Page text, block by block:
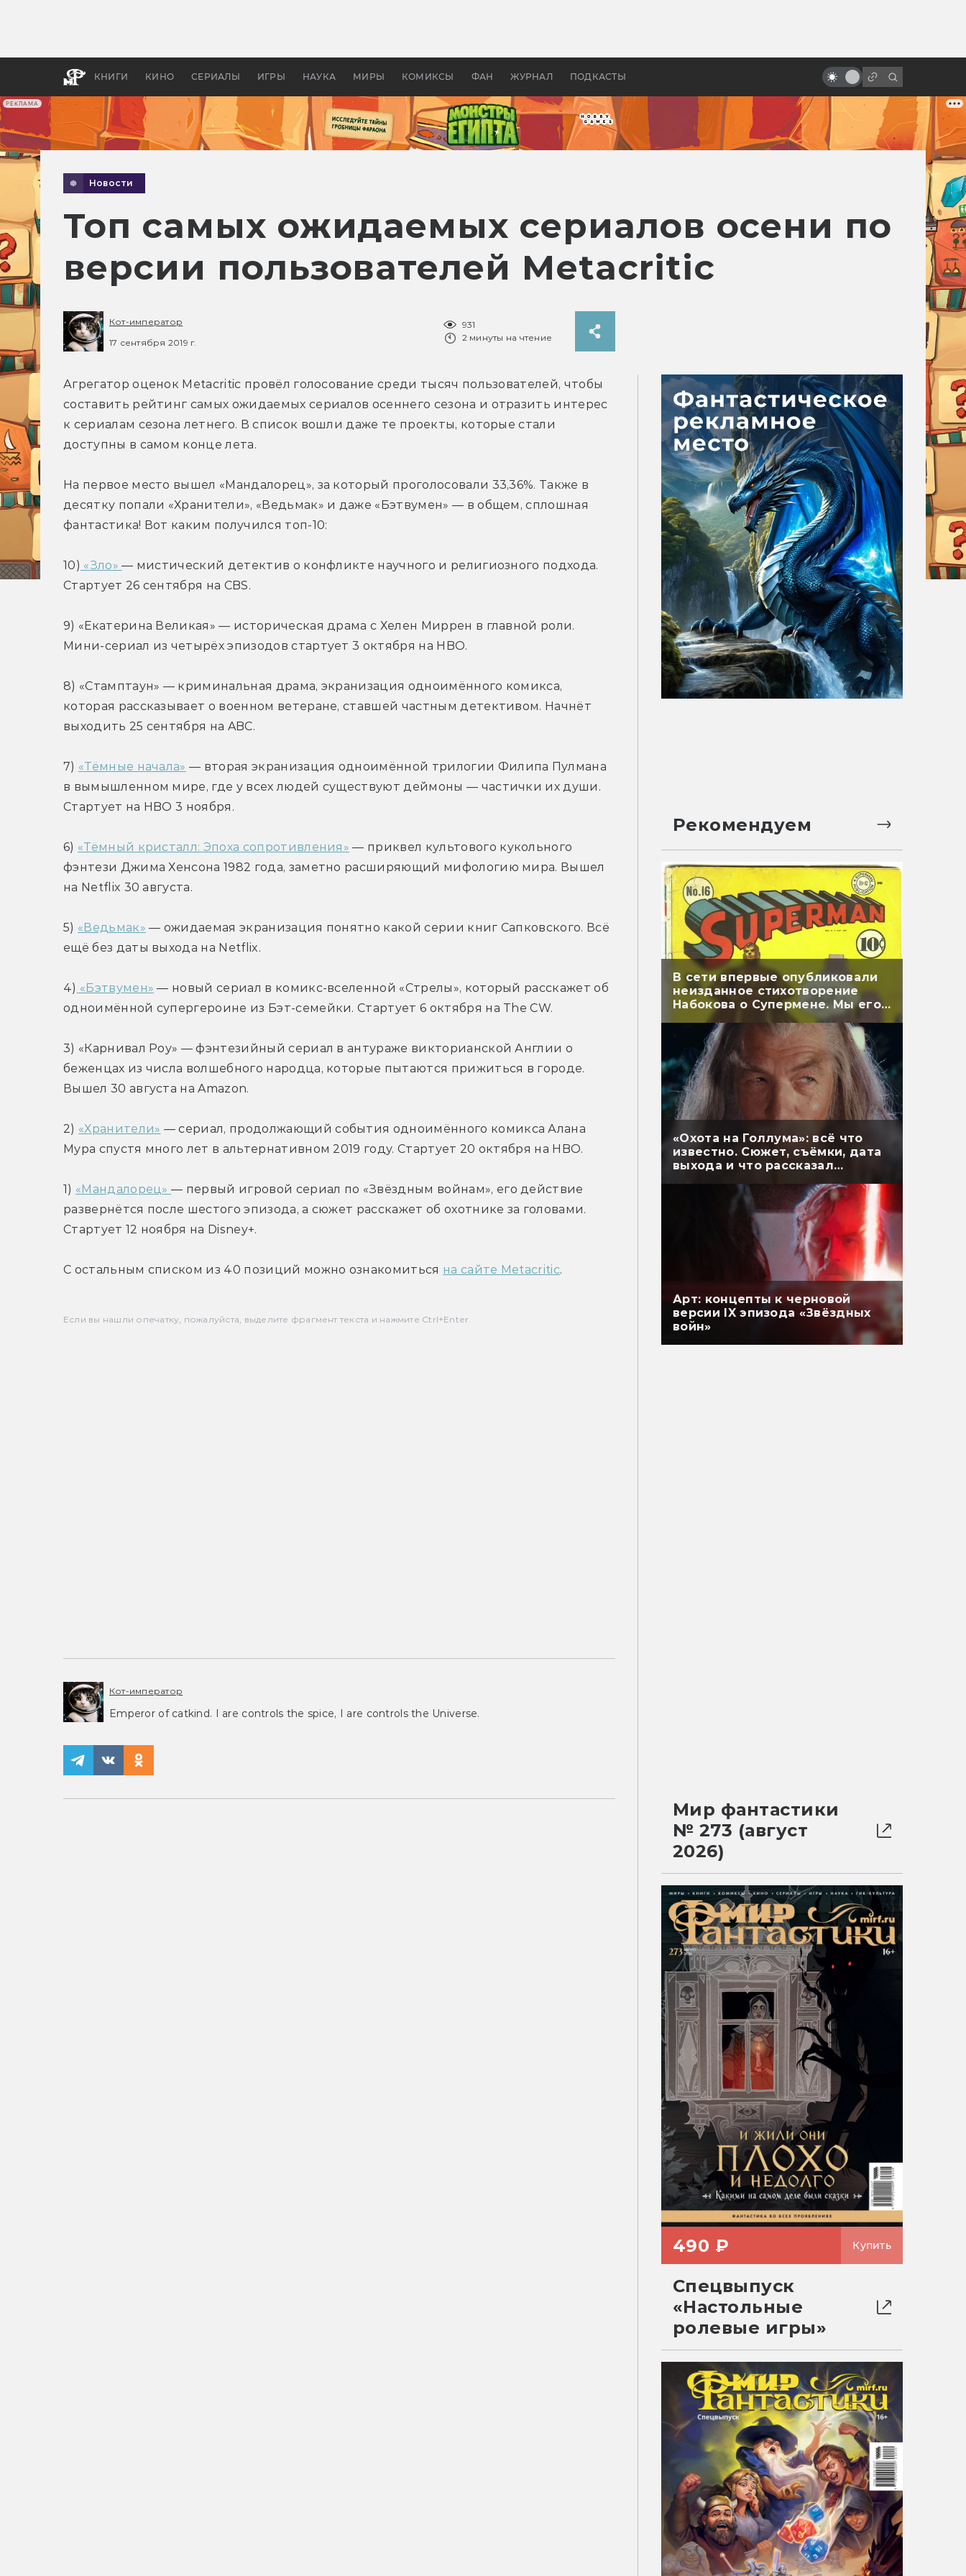
РЕКЛАМА
КНИГИ КИНО СЕРИАЛЫ ИГРЫ НАУКА МИРЫ КОМИКСЫ ФАН ЖУРНАЛ ПОДКАСТЫ
бы «Властелина колец»
Древней Грецией
озвучивание фильмов
Новости
Топ самых ожидаемых сериалов осени по
версии пользователей Metacritic
Кот-император
17 сентября 2019 г.
931
2 минуты на чтение
Агрегатор оценок Metacritic провёл голосование среди тысяч пользователей, чтобы
составить рейтинг самых ожидаемых сериалов осеннего сезона и отразить интерес
к сериалам сезона летнего. В список вошли даже те проекты, которые стали
доступны в самом конце лета.
На первое место вышел «Мандалорец», за который проголосовали 33,36%. Также в
десятку попали «Хранители», «Ведьмак» и даже «Бэтвумен» — в общем, сплошная
фантастика! Вот каким получился топ-10:
10) «Зло» — мистический детектив о конфликте научного и религиозного подхода.
Стартует 26 сентября на CBS.
9) «Екатерина Великая» — историческая драма с Хелен Миррен в главной роли.
Мини-сериал из четырёх эпизодов стартует 3 октября на HBO.
8) «Стамптаун» — криминальная драма, экранизация одноимённого комикса,
которая рассказывает о военном ветеране, ставшей частным детективом. Начнёт
выходить 25 сентября на ABC.
7) «Тёмные начала» — вторая экранизация одноимённой трилогии Филипа Пулмана
в вымышленном мире, где у всех людей существуют деймоны — частички их души.
Стартует на HBO 3 ноября.
6) «Тёмный кристалл: Эпоха сопротивления» — приквел культового кукольного
фэнтези Джима Хенсона 1982 года, заметно расширяющий мифологию мира. Вышел
на Netflix 30 августа.
5) «Ведьмак» — ожидаемая экранизация понятно какой серии книг Сапковского. Всё
ещё без даты выхода на Netflix.
4) «Бэтвумен» — новый сериал в комикс-вселенной «Стрелы», который расскажет об
одноимённой супергероине из Бэт-семейки. Стартует 6 октября на The CW.
3) «Карнивал Роу» — фэнтезийный сериал в антураже викторианской Англии о
беженцах из числа волшебного народца, которые пытаются прижиться в городе.
Вышел 30 августа на Amazon.
2) «Хранители» — сериал, продолжающий события одноимённого комикса Алана
Мура спустя много лет в альтернативном 2019 году. Стартует 20 октября на HBO.
1) «Мандалорец» — первый игровой сериал по «Звёздным войнам», его действие
развернётся после шестого эпизода, а сюжет расскажет об охотнике за головами.
Стартует 12 ноября на Disney+.
С остальным списком из 40 позиций можно ознакомиться на сайте Metacritic.
Если вы нашли опечатку, пожалуйста, выделите фрагмент текста и нажмите Ctrl+Enter.
Кот-император
Emperor of catkind. I are controls the spice, I are controls the Universe.
Рекомендуем
В сети впервые опубликовали
неизданное стихотворение
Набокова о Супермене. Мы его
перевели
«Охота на Голлума»: всё что
известно. Сюжет, съёмки, дата
выхода и что рассказал
Арт: концепты к черновой
версии IX эпизода «Звёздных
войн»
Мир фантастики
№ 273 (август
2026)
490 ₽ Купить
Спецвыпуск
«Настольные
ролевые игры»